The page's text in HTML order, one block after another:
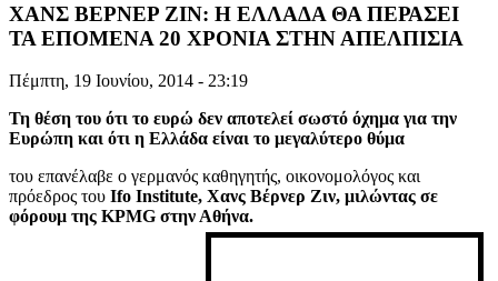
ΧΑΝΣ ΒΕΡΝΕΡ ΖΙΝ: Η ΕΛΛΑΔΑ ΘΑ ΠΕΡΑΣΕΙ
ΤΑ ΕΠΟΜΕΝΑ 20 ΧΡΟΝΙΑ ΣΤΗΝ ΑΠΕΛΠΙΣΙΑ
Πέμπτη, 19 Ιουνίου, 2014 - 23:19
Τη θέση του ότι το ευρώ δεν αποτελεί σωστό όχημα για την
Ευρώπη και ότι η Ελλάδα είναι το μεγαλύτερο θύμα
του επανέλαβε ο γερμανός καθηγητής, οικονομολόγος και
πρόεδρος του Ifo Institute, Χανς Βέρνερ Ζιν, μιλώντας σε
φόρουμ της KPMG στην Αθήνα.